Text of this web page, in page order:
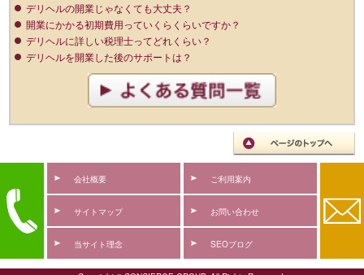
デリヘルの開業じゃなくても大丈夫？
開業にかかる初期費用っていくらくらいですか？
デリヘルに詳しい税理士ってどれくらい？
デリヘルを開業した後のサポートは？
会社概要 ご利用案内
サイトマップ お問い合わせ
当サイト理念 SEOブログ